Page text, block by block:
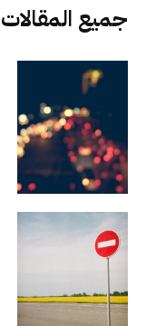
جميع المقالات